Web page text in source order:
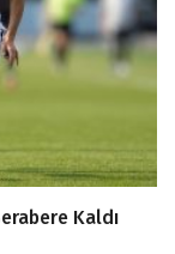
Kaldı